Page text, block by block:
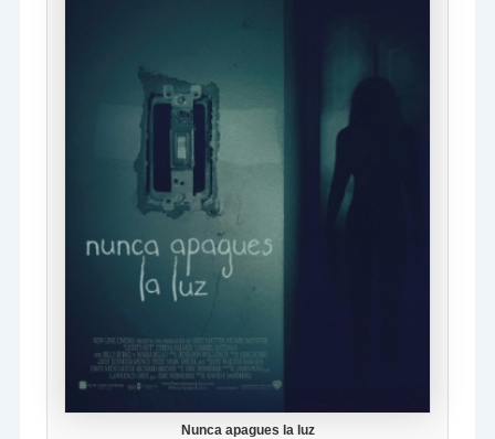
Nunca apagues la luz